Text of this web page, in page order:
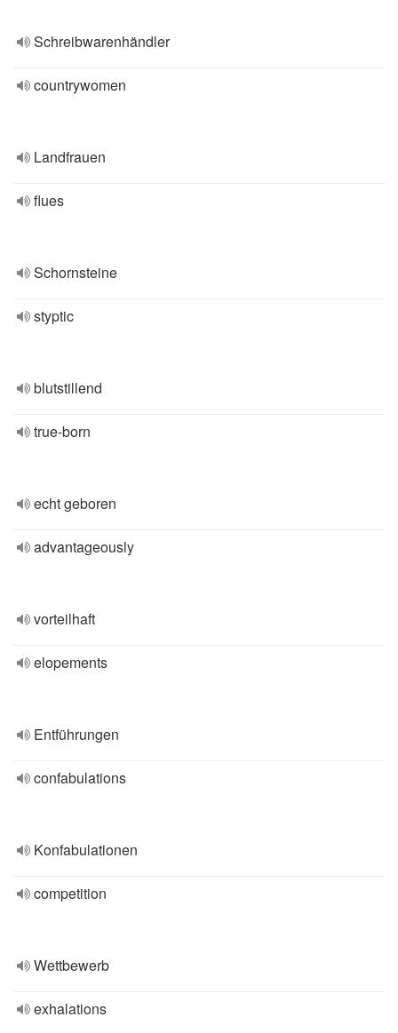
Schreibwarenhändler
countrywomen
Landfrauen
flues
Schornsteine
styptic
blutstillend
true-born
echt geboren
advantageously
vorteilhaft
elopements
Entführungen
confabulations
Konfabulationen
competition
Wettbewerb
exhalations